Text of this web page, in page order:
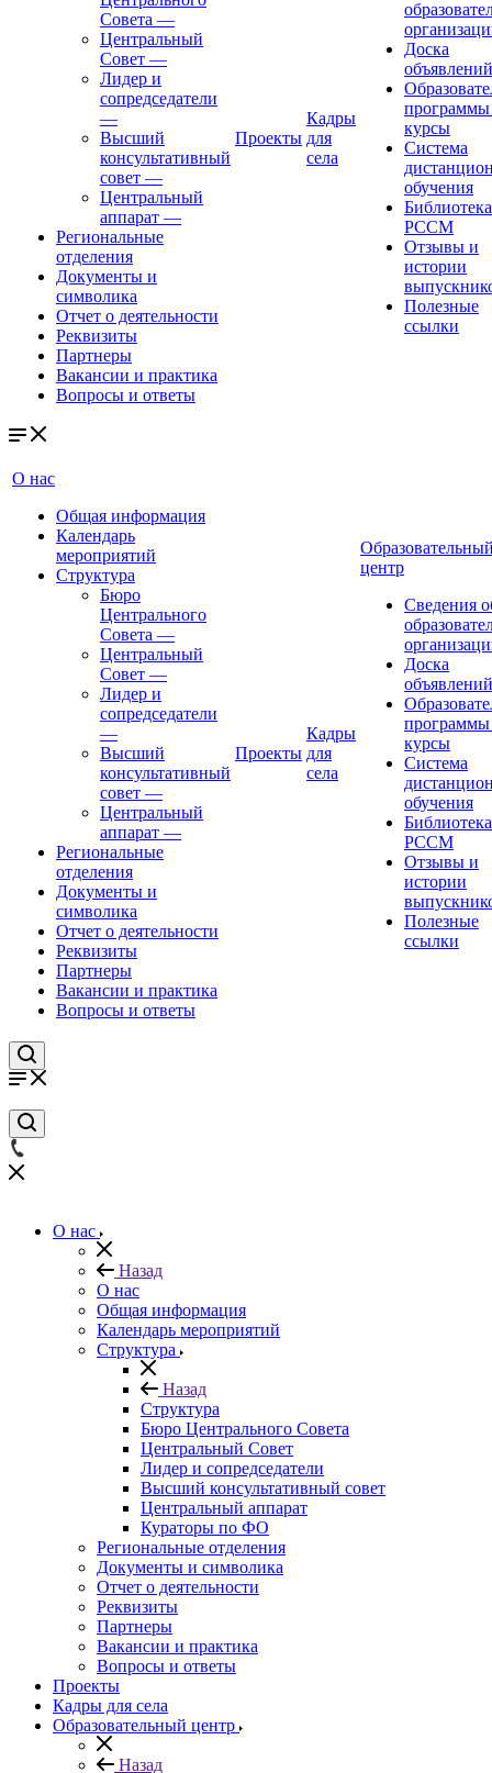
Совета —
Центральный
Совет —
Лидер и
сопредседатели
—
Высший
консультативный
совет —
Центральный
аппарат —
Региональные
отделения
Документы и
символика
Отчет о деятельности
Реквизиты
Партнеры
Вакансии и практика
Вопросы и ответы
Проекты
Кадры
для
села
Доска
объявлений
курсы
Система
обучения
Библиотека
РССМ
Отзывы и
истории
Полезные
ссылки
О нас
Общая информация
Календарь
мероприятий
Структура
Бюро
Центрального
Совета —
Центральный
Совет —
Лидер и
сопредседатели
—
Высший
консультативный
совет —
Центральный
аппарат —
Региональные
отделения
Документы и
символика
Отчет о деятельности
Реквизиты
Партнеры
Вакансии и практика
Вопросы и ответы
Проекты
Кадры
для
села
центр
Сведения
Доска
объявлений
курсы
Система
обучения
Библиотека
РССМ
Отзывы и
истории
Полезные
ссылки
О нас
Назад
О нас
Общая информация
Календарь мероприятий
Структура
Назад
Структура
Бюро Центрального Совета
Центральный Совет
Лидер и сопредседатели
Высший консультативный совет
Центральный аппарат
Кураторы по ФО
Региональные отделения
Документы и символика
Отчет о деятельности
Реквизиты
Партнеры
Вакансии и практика
Вопросы и ответы
Проекты
Кадры для села
Образовательный центр
Назад